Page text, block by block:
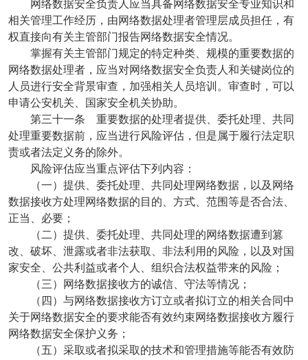
网络数据安全负责人应当具备网络数据安全专业知识和
相关管理工作经历，由网络数据处理者管理层成员担任，有
权直接向有关主管部门报告网络数据安全情况。
掌握有关主管部门规定的特定种类、规模的重要数据的
网络数据处理者，应当对网络数据安全负责人和关键岗位的
人员进行安全背景审查，加强相关人员培训。审查时，可以
申请公安机关、国家安全机关协助。
第三十一条 重要数据的处理者提供、委托处理、共同
处理重要数据前，应当进行风险评估，但是属于履行法定职
责或者法定义务的除外。
风险评估应当重点评估下列内容：
（一）提供、委托处理、共同处理网络数据，以及网络
数据接收方处理网络数据的目的、方式、范围等是否合法、
正当、必要；
（二）提供、委托处理、共同处理的网络数据遭到篡
改、破坏、泄露或者非法获取、非法利用的风险，以及对国
家安全、公共利益或者个人、组织合法权益带来的风险；
（三）网络数据接收方的诚信、守法等情况；
（四）与网络数据接收方订立或者拟订立的相关合同中
关于网络数据安全的要求能否有效约束网络数据接收方履行
网络数据安全保护义务；
（五）采取或者拟采取的技术和管理措施等能否有效防